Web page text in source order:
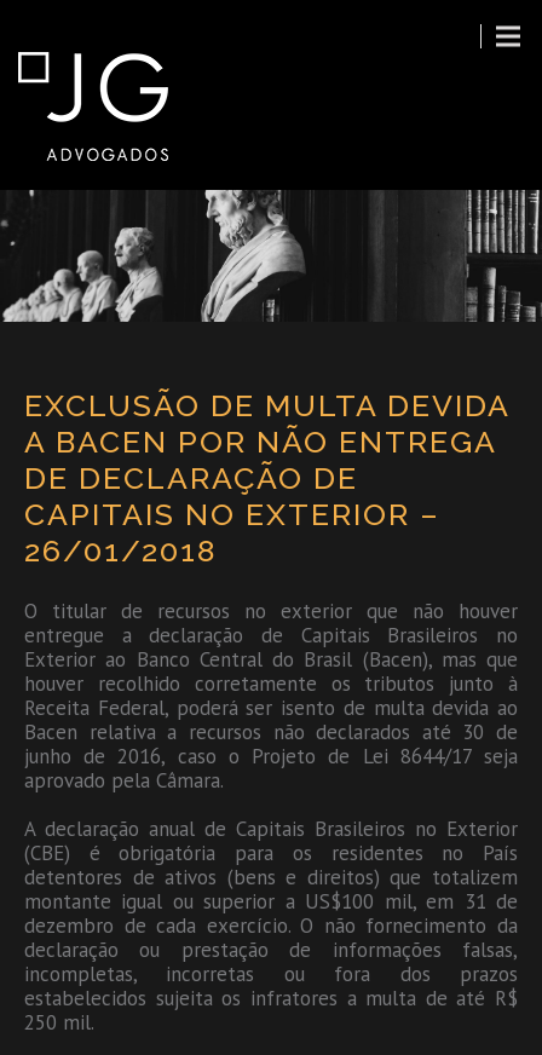
EXCLUSÃO DE MULTA DEVIDA
A BACEN POR NÃO ENTREGA
DE DECLARAÇÃO DE
CAPITAIS NO EXTERIOR –
26/01/2018
O titular de recursos no exterior que não houver
entregue a declaração de Capitais Brasileiros no
Exterior ao Banco Central do Brasil (Bacen), mas que
houver recolhido corretamente os tributos junto à
Receita Federal, poderá ser isento de multa devida ao
Bacen relativa a recursos não declarados até 30 de
junho de 2016, caso o Projeto de Lei 8644/17 seja
aprovado pela Câmara.
A declaração anual de Capitais Brasileiros no Exterior
(CBE) é obrigatória para os residentes no País
detentores de ativos (bens e direitos) que totalizem
montante igual ou superior a US$100 mil, em 31 de
dezembro de cada exercício. O não fornecimento da
declaração ou prestação de informações falsas,
incompletas, incorretas ou fora dos prazos
estabelecidos sujeita os infratores a multa de até R$
250 mil.